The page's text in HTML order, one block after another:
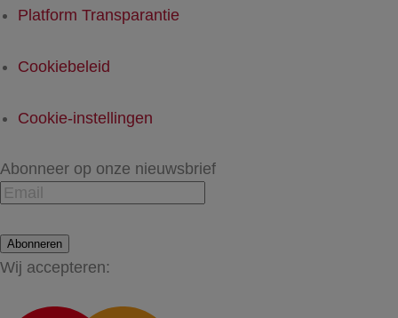
Platform Transparantie
Cookiebeleid
Cookie-instellingen
Abonneer op onze nieuwsbrief
Abonneren
Wij accepteren: